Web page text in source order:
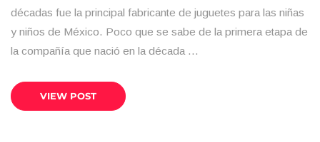
décadas fue la principal fabricante de juguetes para las niñas
y niños de México. Poco que se sabe de la primera etapa de
la compañía que nació en la década …
VIEW POST